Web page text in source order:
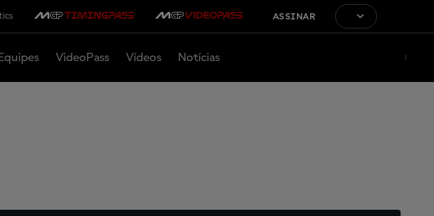
ASSINAR
VideoPass Vídeos Notícias